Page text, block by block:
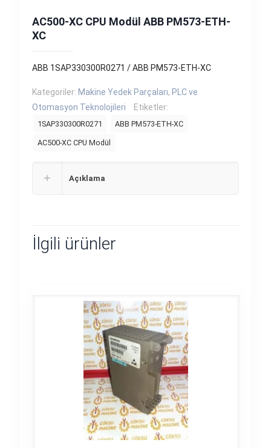
AC500-XC CPU Modül ABB PM573-ETH-
XC
ABB 1SAP330300R0271 / ABB PM573-ETH-XC
Kategoriler: Makine Yedek Parçaları, PLC ve
Otomasyon Teknolojileri
Etiketler:
1SAP330300R0271 ABB PM573-ETH-XC
AC500-XC CPU Modül
Açıklama
İlgili ürünler